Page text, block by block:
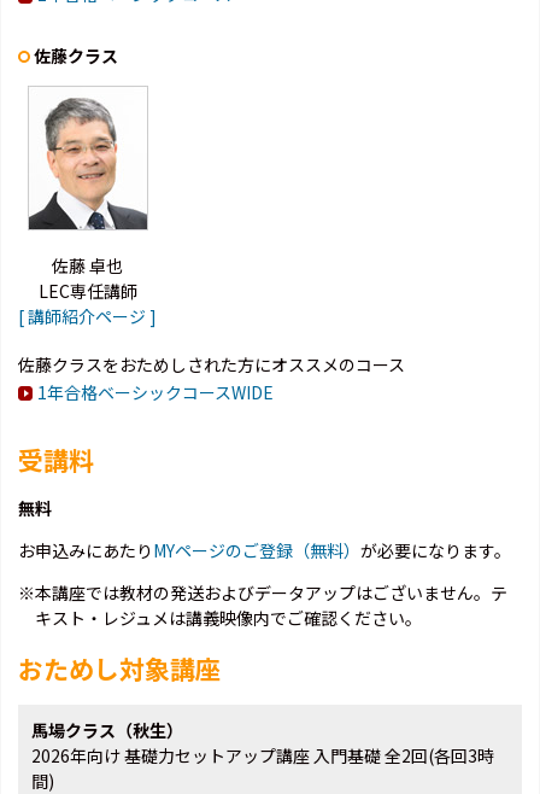
佐藤クラス
佐藤 卓也
LEC専任講師
[ 講師紹介ページ ]
佐藤クラスをおためしされた方にオススメのコース
1年合格ベーシックコースWIDE
受講料
無料
お申込みにあたり MYページのご登録（無料） が必要になります。
※本講座では教材の発送およびデータアップはございません。テ
キスト・レジュメは講義映像内でご確認ください。
おためし対象講座
馬場クラス（秋生）
2026年向け 基礎力セットアップ講座 入門基礎 全2回(各回3時
間)